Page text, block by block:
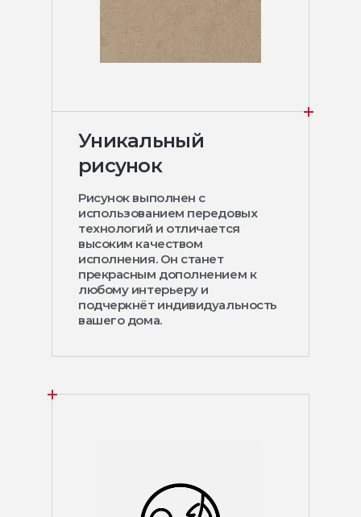
Уникальный
рисунок
Рисунок выполнен с
использованием передовых
технологий и отличается
высоким качеством
исполнения. Он станет
прекрасным дополнением к
любому интерьеру и
подчеркнёт индивидуальность
вашего дома.